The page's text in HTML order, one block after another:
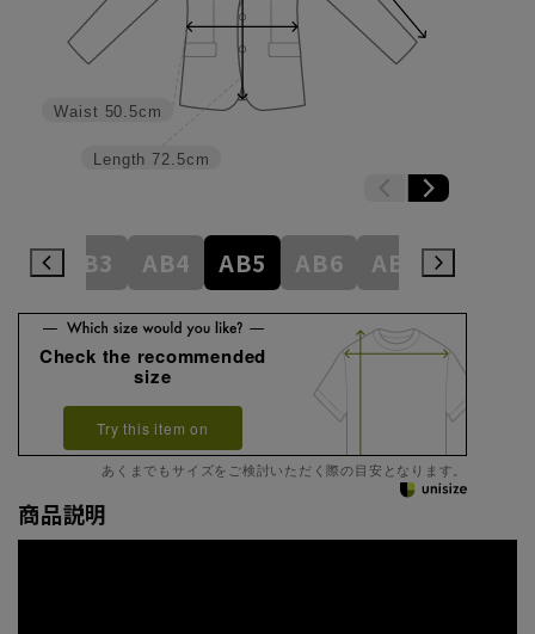
Length 72.5cm
Waist 50.5cm
A8 AB3 AB4 AB5 AB6 AB7 AB8
Check the recommended
size
Try this item on
あくまでもサイズをご検討いただく際の目安となります。
商品説明